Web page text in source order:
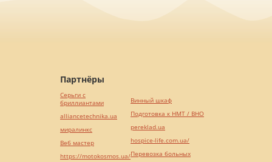
Партнёры
Серьги с
бриллиантами
alliancetechnika.ua
миралинкс
Веб мастер
https://motokosmos.ua/
Винный шкаф
Подготовка к НМТ / ВНО
pereklad.ua
hospice-life.com.ua/
Перевозка больных